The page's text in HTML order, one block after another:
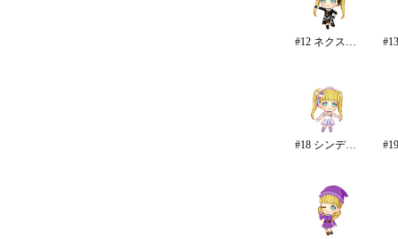
#12 ネクスト・フロンティア
#18 シンデレラドリーム